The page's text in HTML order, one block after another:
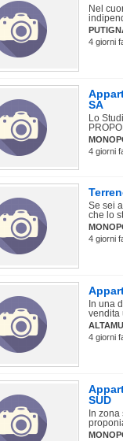
Nel
4 giorni
SA
Lo
4 giorni
Se sei
che lo
4 giorni
In una
vendita
4 giorni
SUD
In